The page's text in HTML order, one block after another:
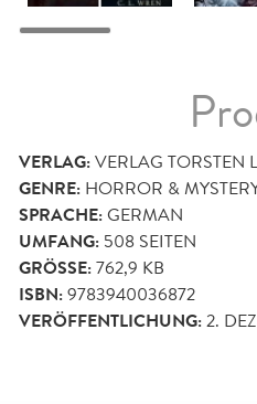
VERLAG:VERLAG TORSTEN
GENRE: HORROR &
SPRACHE:GERMAN
UMFANG: 508 SEITEN
GRÖSSE: 762,9 KB
ISBN:9783940036872
VERÖFFENTLICHUNG:2.